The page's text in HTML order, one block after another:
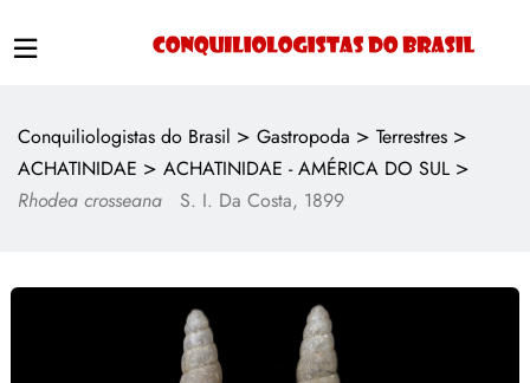
Conquiliologistas do Brasil > Gastropoda > Terrestres >
ACHATINIDAE > ACHATINIDAE - AMÉRICA DO SUL >
Rhodea crosseana S. I. Da Costa, 1899